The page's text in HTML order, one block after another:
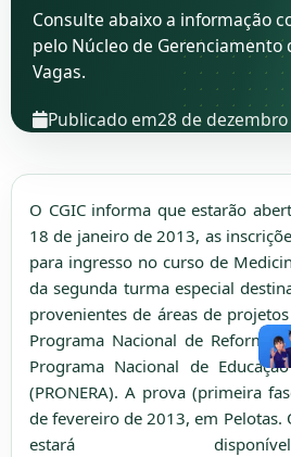
Consulte abaixo a informação
pelo Núcleo de Gerenciamento
Vagas.
Publicado em28 de
O CGIC informa que estarão
18 de janeiro de 2013, as
para ingresso no curso de
da segunda turma especial
provenientes de áreas de
Programa Nacional de Reforma
Programa Nacional de
(PRONERA). A prova (primeira
de fevereiro de 2013, em
estará